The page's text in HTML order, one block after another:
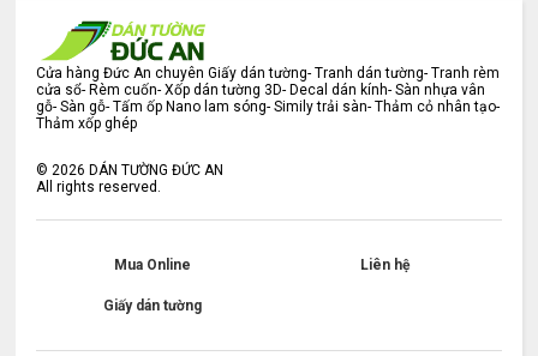
Cửa hàng Đức An chuyên Giấy dán tường- Tranh dán tường- Tranh rèm
cửa sổ- Rèm cuốn- Xốp dán tường 3D- Decal dán kính- Sàn nhựa vân
gỗ- Sàn gỗ- Tấm ốp Nano lam sóng- Simily trải sàn- Thảm cỏ nhân tạo-
Thảm xốp ghép
©2026 DÁN TƯỜNG ĐỨC AN
All rights reserved.
Mua Online Liên hệ
Giấy dán tường